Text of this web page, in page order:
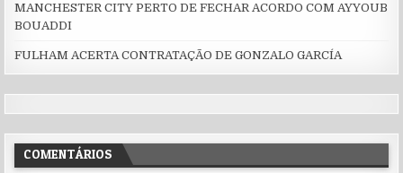
MANCHESTER CITY PERTO DE FECHAR ACORDO COM AYYOUB
BOUADDI
FULHAM ACERTA CONTRATAÇÃO DE GONZALO GARCÍA
COMENTÁRIOS